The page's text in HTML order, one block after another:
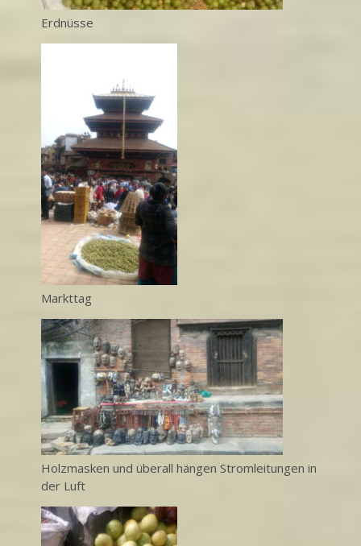
Erdnüsse
Markttag
Holzmasken und überall hängen Stromleitungen in
der Luft